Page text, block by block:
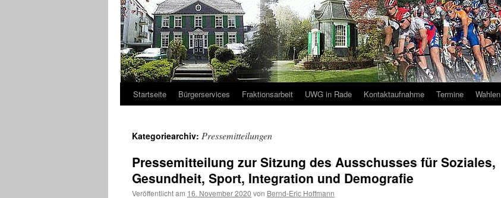
Startseite Bürgerservices Fraktionsarbeit UWG in Rade Kontaktaufnahme Termine Wahlen
Kategoriearchiv: Pressemitteilungen
Pressemitteilung zur Sitzung des Ausschusses für Soziales,
Gesundheit, Sport, Integration und Demografie
Veröffentlicht am 16. November 2020 von Bernd-Eric Hoffmann